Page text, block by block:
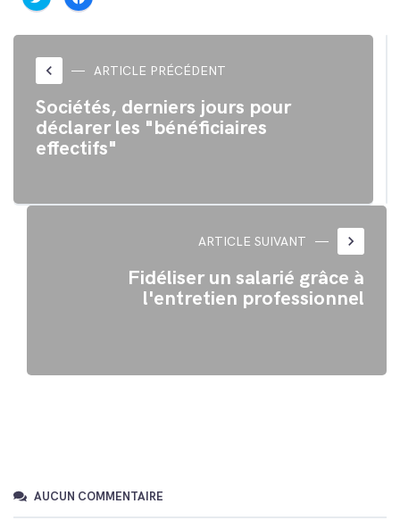
pour
partager
Twitter(ouvre
une
nouvelle
fenêtre)
pour
partager
Facebook(ouvre
nouvelle
fenêtre)
keyboard_arrow_left ARTICLE PRÉCÉDENT
Sociétés, derniers jours pour
déclarer les "bénéficiaires
effectifs"
ARTICLE SUIVANT keyboard_arrow_right
Fidéliser un salarié grâce à
l'entretien professionnel
AUCUN COMMENTAIRE